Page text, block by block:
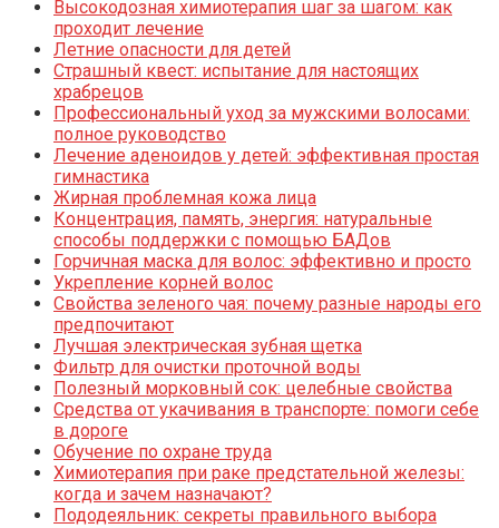
Высокодозная химиотерапия шаг за шагом: как
проходит лечение
Летние опасности для детей
Страшный квест: испытание для настоящих
храбрецов
Профессиональный уход за мужскими волосами:
полное руководство
Лечение аденоидов у детей: эффективная простая
гимнастика
Жирная проблемная кожа лица
Концентрация, память, энергия: натуральные
способы поддержки с помощью БАДов
Горчичная маска для волос: эффективно и просто
Укрепление корней волос
Свойства зеленого чая: почему разные народы его
предпочитают
Лучшая электрическая зубная щетка
Фильтр для очистки проточной воды
Полезный морковный сок: целебные свойства
Средства от укачивания в транспорте: помоги себе
в дороге
Обучение по охране труда
Химиотерапия при раке предстательной железы:
когда и зачем назначают?
Пододеяльник: секреты правильного выбора